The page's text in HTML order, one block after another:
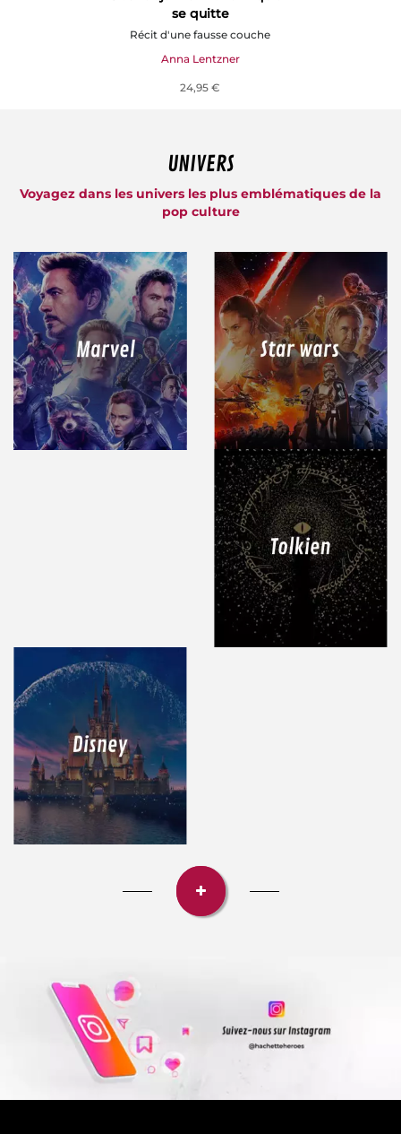
se quitte
Récit d'une fausse couche
Anna Lentzner
24,95 €
UNIVERS
Voyagez dans les univers les plus emblématiques de la
pop culture